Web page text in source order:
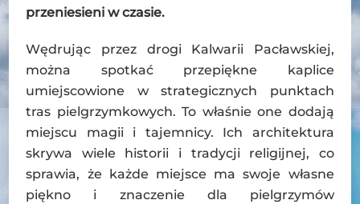
przeniesieni w czasie.
Wędrując przez drogi Kalwarii Pacławskiej,
można spotkać przepiękne kaplice
umiejscowione w strategicznych punktach
tras pielgrzymkowych. To właśnie one dodają
miejscu magii i tajemnicy. Ich architektura
skrywa wiele historii i tradycji religijnej, co
sprawia, że każde miejsce ma swoje własne
piękno i znaczenie dla pielgrzymów